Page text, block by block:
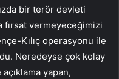
bir terör devleti
fırsat vermeyeceğimizi
Kılıç operasyonu ile
Neredeyse çok kolay
yapan,